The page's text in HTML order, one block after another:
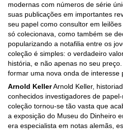
modernas com números de série
suas publicações em importantes
seu papel como consultor em
só colecionava, como também se
popularizando a notafilia entre os
coleção é simples: o verdadeiro
história, e não apenas no seu
formar uma nova onda de interesse
Arnold KellerArnold Keller,
conhecidos investigadores de
coleção tornou-se tão vasta que
a exposição do Museu do Dinheiro
era especialista em notas alemãs,